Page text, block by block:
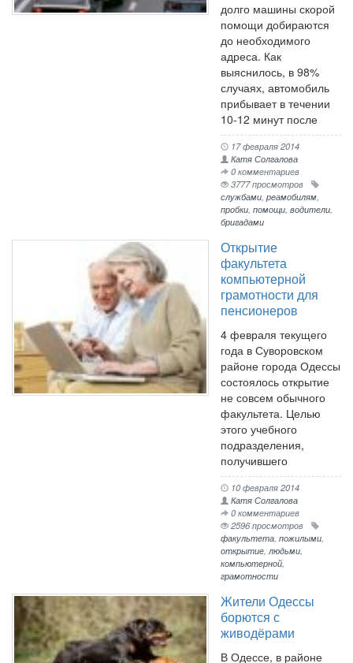
долго машины скорой
помощи добираются
до необходимого
адреса. Как
выяснилось, в 98%
случаях, автомобиль
прибывает в течении
10-12 минут после
17 февраля 2014
Катя Солгалова
0 комментариев
3777 просмотров
службами реамобилям
пробки помощи водители
бригадами
Открытие
факультета
компьютерной
грамотности для
пенсионеров
4 февраля текущего
года в Суворовском
районе города Одессы
состоялось открытие
не совсем обычного
факультета. Целью
этого учебного
подразделения,
получившего
10 февраля 2014
Катя Солгалова
0 комментариев
2596 просмотров
факультета пожилыми
открытие людьми
компьютерной
грамотности
Жители Одессы
борются с
живодёрами
В Одессе, в районе